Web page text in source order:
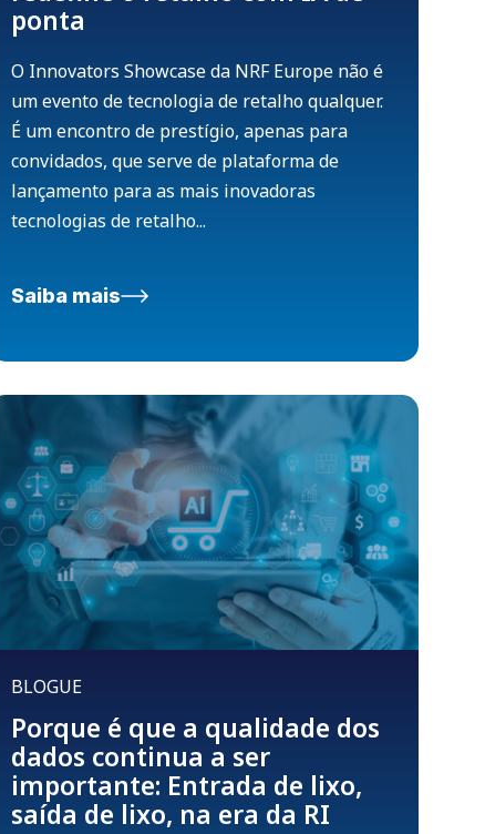
ponta
O Innovators Showcase da NRF Europe não é
um evento de tecnologia de retalho qualquer.
É um encontro de prestígio, apenas para
convidados, que serve de plataforma de
lançamento para as mais inovadoras
tecnologias de retalho...
Saiba mais
BLOGUE
Porque é que a qualidade dos
dados continua a ser
importante: Entrada de lixo,
saída de lixo, na era da RI